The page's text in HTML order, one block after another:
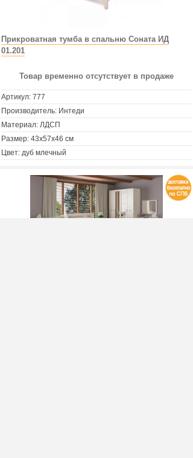
Прикроватная тумба в спальню Соната ИД
01.201
Товар временно отсутствует в продаже
Артикул: 777
Производитель: Интеди
Материал: ЛДСП
Размер: 43х57х46 см
Цвет: дуб млечный